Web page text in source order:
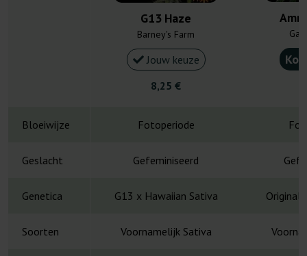
G13 Haze
Barney's Farm
Jouw keuze
8,25 €
Bloeiwijze Fotoperiode
Geslacht Gefeminiseerd
Genetica G13 x Hawaiian Sativa Original
Soorten Voornamelijk Sativa